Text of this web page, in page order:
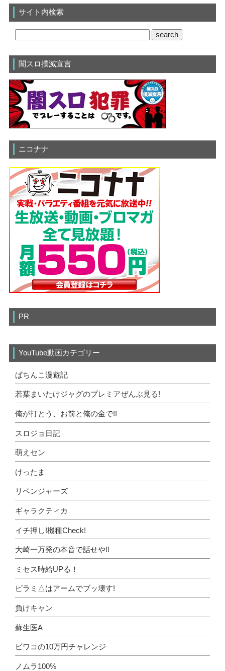
サイト内検索
闇スロ撲滅宣言
ニコナナ
PR
YouTube動画カテゴリー
ぱちんこ漫遊記
若葉まいたけジャグのプレミアぜんぶ見る!
俺が打とう、お前と俺の金で!!
スロジョ日記
萌えセン
けったま
リベンジャーズ
ギャラクティカ
イチ押し!機種Check!
大崎一万発の本音で話せや!!
ミセス時給UPる！
ピラミ△はアームでブッ壊す!
負けキャン
蘇生医A
ビワコの10万円チャレンジ
ノムラ100%